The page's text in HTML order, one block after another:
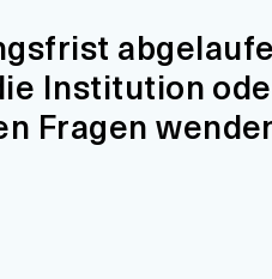
Institution
Fragen